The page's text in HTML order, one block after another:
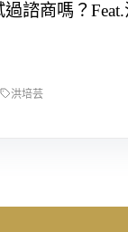
諮商嗎？
洪培芸